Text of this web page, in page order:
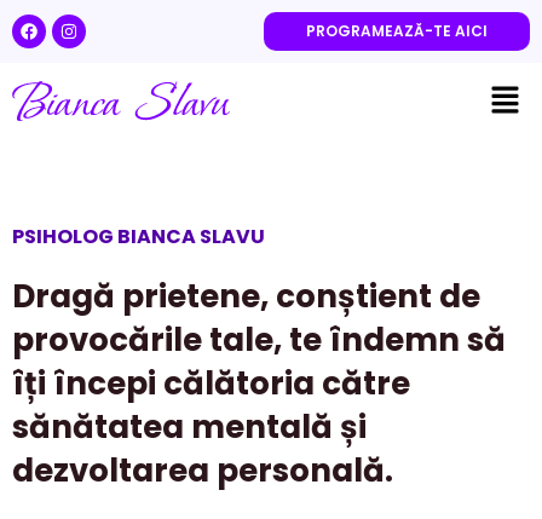
Skip
to
F
a
c
b
o
o
I
n
s
g
r
PROGRAMEAZĂ-TE AICI
PSIHOLOG BIANCA SLAVU
Dragă prietene, conștient de
provocările tale, te îndemn să
îți începi călătoria către
sănătatea mentală și
dezvoltarea personală.